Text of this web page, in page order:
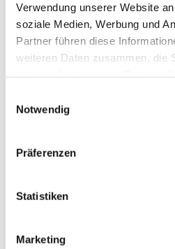
Verwendung unserer Website
soziale Medien, Werbung und
Partner führen diese
weiteren Daten zusammen, die
Notwendig
Präferenzen
Statistiken
Marketing